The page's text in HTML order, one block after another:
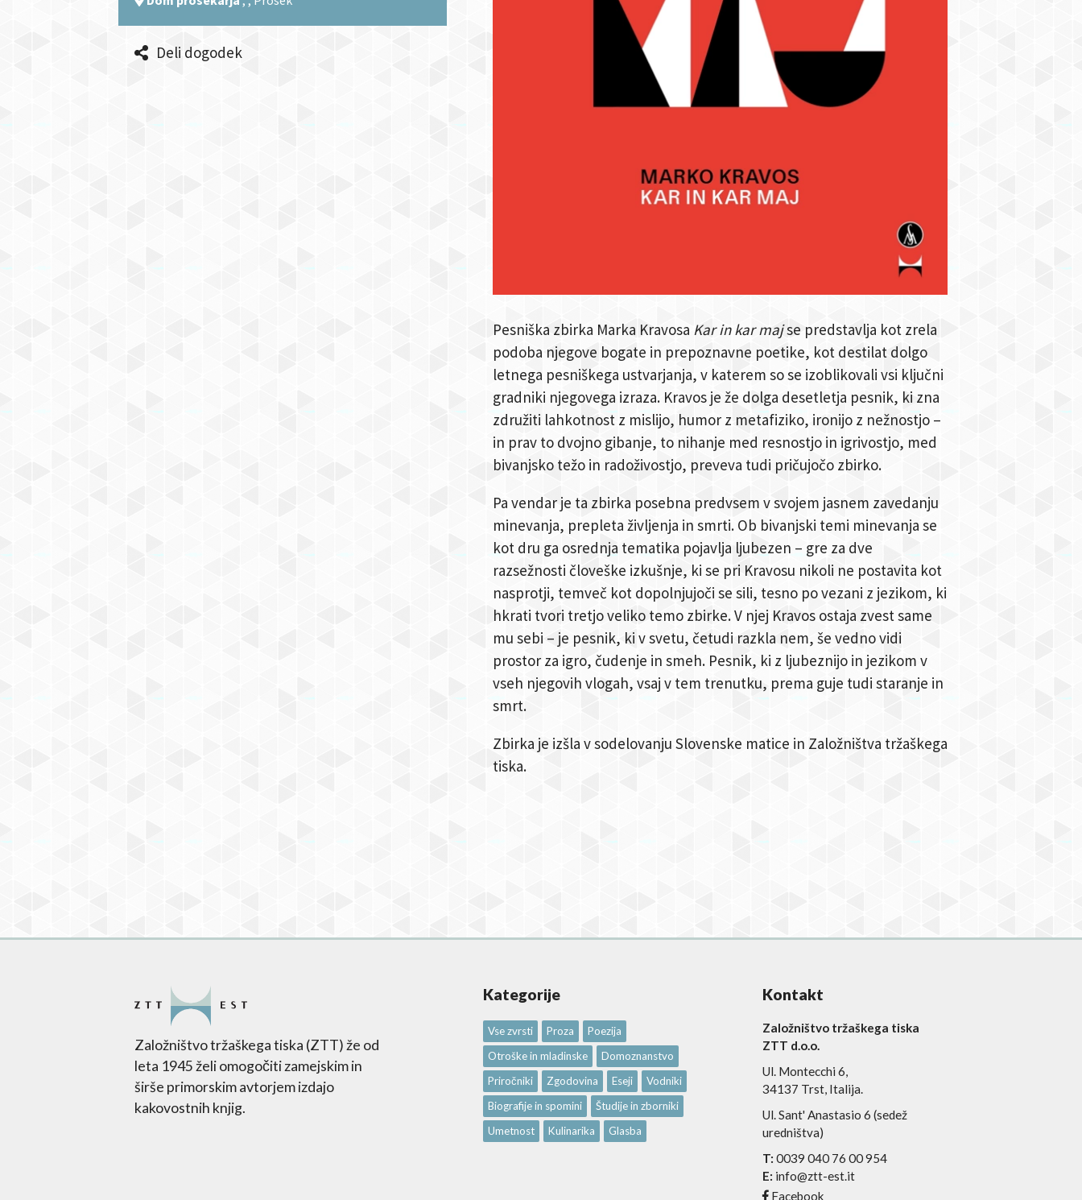
iconDeli dogodek
Pesniška zbirka Marka Kravosa Kar in kar majse predstavlja kot zrela
podoba njegove bogate in prepoznavne poetike, kot destilat dolgo
letnega pesniškega ustvarjanja, v katerem so se izoblikovali vsi ključni
gradniki njegovega izraza. Kravos je že dolga desetletja pesnik, ki zna
združiti lahkotnost z mislijo, humor z metafiziko, ironijo z nežnostjo –
in prav to dvojno gibanje, to nihanje med resnostjo in igrivostjo, med
bivanjsko težo in radoživostjo, preveva tudi pričujočo zbirko.
Pa vendar je ta zbirka posebna predvsem v svojem jasnem zavedanju
minevanja, prepleta življenja in smrti. Ob bivanjski temi minevanja se
kot dru ga osrednja tematika pojavlja ljubezen – gre za dve
razsežnosti človeške izkušnje, ki se pri Kravosu nikoli ne postavita kot
nasprotji, temveč kot dopolnjujoči se sili, tesno po vezani z jezikom, ki
hkrati tvori tretjo veliko temo zbirke. V njej Kravos ostaja zvest same
mu sebi – je pesnik, ki v svetu, četudi razkla nem, še vedno vidi
prostor za igro, čudenje in smeh. Pesnik, ki z ljubeznijo in jezikom v
vseh njegovih vlogah, vsaj v tem trenutku, prema guje tudi staranje in
smrt.
Zbirka je izšla v sodelovanju Slovenske matice in Založništva tržaškega
tiska.
Založništvo tržaškega tiska (ZTT) že od
leta 1945 želi omogočiti zamejskim in
širše primorskim avtorjem izdajo
kakovostnih knjig.
Kategorije
Vse zvrsti Proza
Poezija
Otroške in mladinske
Domoznanstvo
Priročniki
Zgodovina Eseji
Vodniki
Biografije in spomini
Študije in zborniki
Umetnost
Kulinarika Glasba
Kontakt
Založništvo tržaškega tiska
ZTT d.o.o.
Ul. Montecchi 6,
34137 Trst, Italija.
Ul. Sant' Anastasio 6 (sedež
uredništva)
T: 0039 040 76 00 954
E: info@ztt-est.it
Facebook